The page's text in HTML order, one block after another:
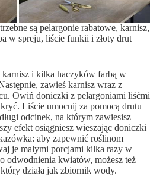
są pelargonie rabatowe, karnisz,
w spreju, liście funkii i złoty drut
i kilka haczyków farbą w
zawieś karnisz wraz z
Owiń doniczki z pelargoniami liśćmi
Liście umocnij za pomocą drutu
odcinek, na którym zawiesisz
efekt osiągniesz wieszając doniczki
aby zapewnić roślinom
je małymi porcjami kilka razy w
odwodnienia kwiatów, możesz też
działa jak zbiornik wody.